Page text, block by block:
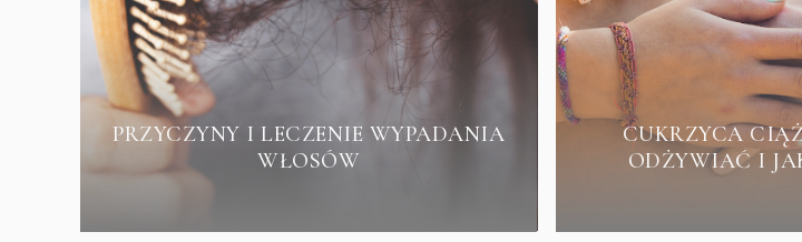
PRZYCZYNY I LECZENIE WYPADANIA
WŁOSÓW
CUKRZYCA
ODŻYWIAĆ I